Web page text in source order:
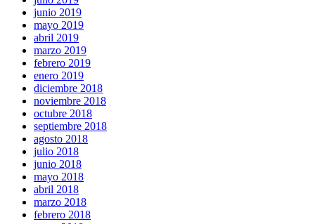
junio 2019
mayo 2019
abril 2019
marzo 2019
febrero 2019
enero 2019
diciembre 2018
noviembre 2018
octubre 2018
septiembre 2018
agosto 2018
julio 2018
junio 2018
mayo 2018
abril 2018
marzo 2018
febrero 2018